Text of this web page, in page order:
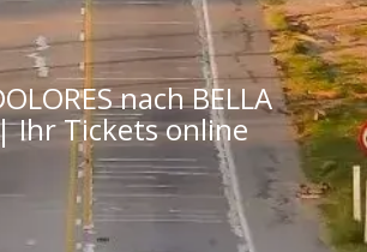
nach BELLA
Ihr Tickets online